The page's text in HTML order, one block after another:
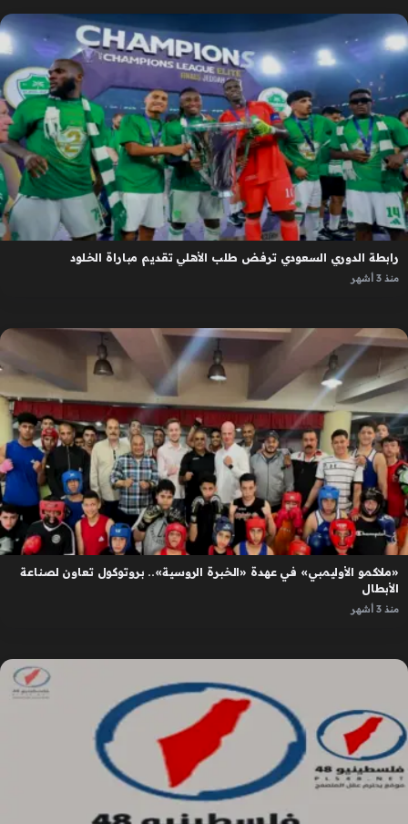
رابطة الدوري السعودي ترفض طلب الأهلي تقديم مباراة الخلود
منذ 3 أشهر
«ملاكمو الأوليمبي» في عهدة «الخبرة الروسية».. بروتوكول تعاون لصناعة
الأبطال
منذ 3 أشهر